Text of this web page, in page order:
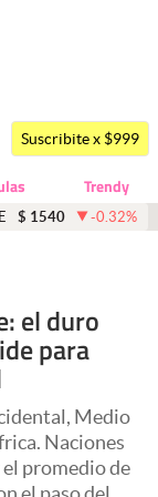
Suscribite x $999
Trendy
$ 1540 -0.32%
el duro
para
Medio
Naciones
promedio de